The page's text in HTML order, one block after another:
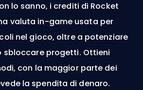
lo sanno, i crediti di Rocket
valuta in-game usata per
nel gioco, oltre a potenziare
sbloccare progetti. Ottieni
con la maggior parte dei
la spendita di denaro.